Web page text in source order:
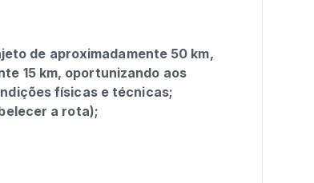
de aproximadamente 50 km,
15 km, oportunizando aos
físicas e técnicas;
a rota);